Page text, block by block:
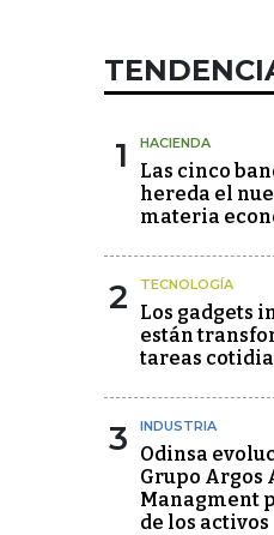
1 HACIENDA
Las cinco
hereda el
materia
2 TECNOLOGÍA
Los gadgets
están
tareas
3 INDUSTRIA
Odinsa
Grupo Argos
Managment
de los activos